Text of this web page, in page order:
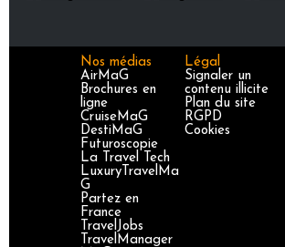
Nos médias
AirMaG
Brochures en
ligne
CruiseMaG
DestiMaG
Futuroscopie
La Travel Tech
LuxuryTravelMa
G
Partez en
France
TravelJobs
TravelManager
Légal
Signaler un
contenu illicite
Plan du site
RGPD
Cookies